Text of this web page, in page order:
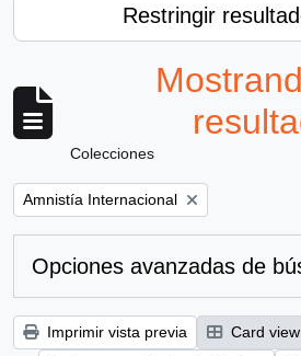
Restringir
Colecciones
Remove filter:
Amnistía Internacional
Opciones avanzadas de
Imprimir vista previa Card view